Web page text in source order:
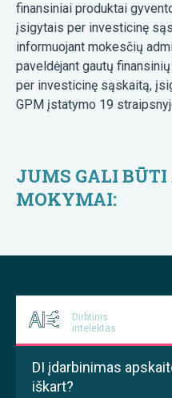
finansiniai produktai
įsigytais per investicinę
informuojant mokesčių
paveldėjant gautų
per investicinę sąskaitą,
GPM įstatymo 19
JUMS GALI
MOKYMAI:
Dirbtinis
intelektas
DI įdarbinimas
iškart?